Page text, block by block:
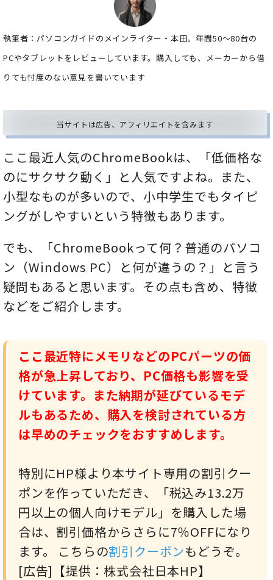
執筆者：パソコンガイドのメインライター・本田。年間50～80台の
PCやタブレットをレビューしています。購入しても、メーカーから借
りても忖度のない意見を書いています
当サイトは広告、アフィリエイトを含みます
ここ最近人気のChromeBookは、「低価格な
のにサクサク動く」と人気ですよね。また、
小型なものが多いので、小中学生でもタイピ
ングがしやすいという特徴もあります。
でも、「ChromeBookって何？普通のパソコ
ン（Windows PC）と何が違うの？」と言う
疑問もあると思います。その点も含め、特徴
などをご紹介します。
ここ最近特にメモリなどのPCパーツの価
格が急上昇しており、PC価格も影響を受
けています。また納期が延びているモデ
ルもあるため、購入を検討されている方
は早めのチェックをおすすめします。
特別にHP様より本サイト専用の割引クー
ポンを作っていただき、「税込み13.2万
円以上の個人向けモデル」を購入した場
合は、割引価格からさらに7％OFFになり
ます。 こちらの割引クーポンもどうぞ。
[広告]【提供：株式会社日本HP】